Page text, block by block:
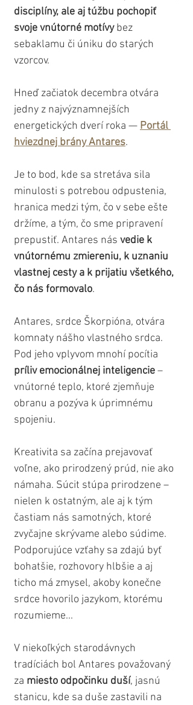
disciplíny, ale aj túžbu pochopiť
svoje vnútorné motívy bez
sebaklamu či úniku do starých
vzorcov.
Hneď začiatok decembra otvára
jedny z najvýznamnejších
energetických dverí roka — Portál
hviezdnej brány Antares.
Je to bod, kde sa stretáva sila
minulosti s potrebou odpustenia,
hranica medzi tým, čo v sebe ešte
držíme, a tým, čo sme pripravení
prepustiť. Antares nás vedie k
vnútornému zmiereniu, k uznaniu
vlastnej cesty a k prijatiu všetkého,
čo nás formovalo.
Antares, srdce Škorpióna, otvára
komnaty nášho vlastného srdca.
Pod jeho vplyvom mnohí pocítia
príliv emocionálnej inteligencie –
vnútorné teplo, ktoré zjemňuje
obranu a pozýva k úprimnému
spojeniu.
Kreativita sa začína prejavovať
voľne, ako prirodzený prúd, nie ako
námaha. Súcit stúpa prirodzene –
nielen k ostatným, ale aj k tým
častiam nás samotných, ktoré
zvyčajne skrývame alebo súdime.
Podporujúce vzťahy sa zdajú byť
bohatšie, rozhovory hlbšie a aj
ticho má zmysel, akoby konečne
srdce hovorilo jazykom, ktorému
rozumieme...
V niekoľkých starodávnych
tradíciách bol Antares považovaný
za miesto odpočinku duší, jasnú
stanicu, kde sa duše zastavili na